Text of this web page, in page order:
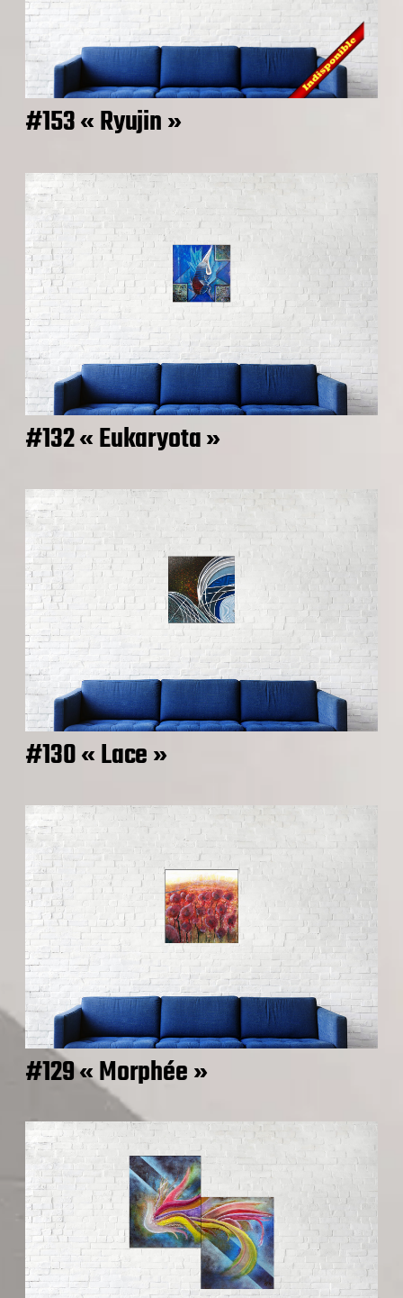
#153 « Ryujin »
#132 « Eukaryota »
#130 « Lace »
#129 « Morphée »